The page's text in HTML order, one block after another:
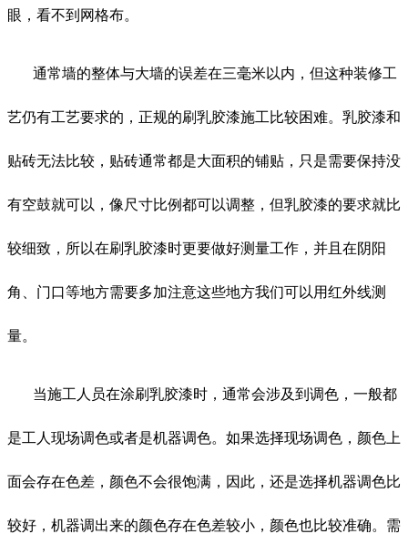
眼，看不到网格布。
通常墙的整体与大墙的误差在三毫米以内，但这种装修工
艺仍有工艺要求的，正规的刷乳胶漆施工比较困难。乳胶漆和
贴砖无法比较，贴砖通常都是大面积的铺贴，只是需要保持没
有空鼓就可以，像尺寸比例都可以调整，但乳胶漆的要求就比
较细致，所以在刷乳胶漆时更要做好测量工作，并且在阴阳
角、门口等地方需要多加注意这些地方我们可以用红外线测
量。
当施工人员在涂刷乳胶漆时，通常会涉及到调色，一般都
是工人现场调色或者是机器调色。如果选择现场调色，颜色上
面会存在色差，颜色不会很饱满，因此，还是选择机器调色比
较好，机器调出来的颜色存在色差较小，颜色也比较准确。需